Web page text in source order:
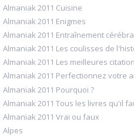
Almaniak 2011 Cuisine
Almaniak 2011 Enigmes
Almaniak 2011 Entraînement
Almaniak 2011 Les coulisses de
Almaniak 2011 Les meilleures
Almaniak 2011 Perfectionnez votre
Almaniak 2011 Pourquoi ?
Almaniak 2011 Tous les livres qu'il
Almaniak 2011 Vrai ou faux
Alpes